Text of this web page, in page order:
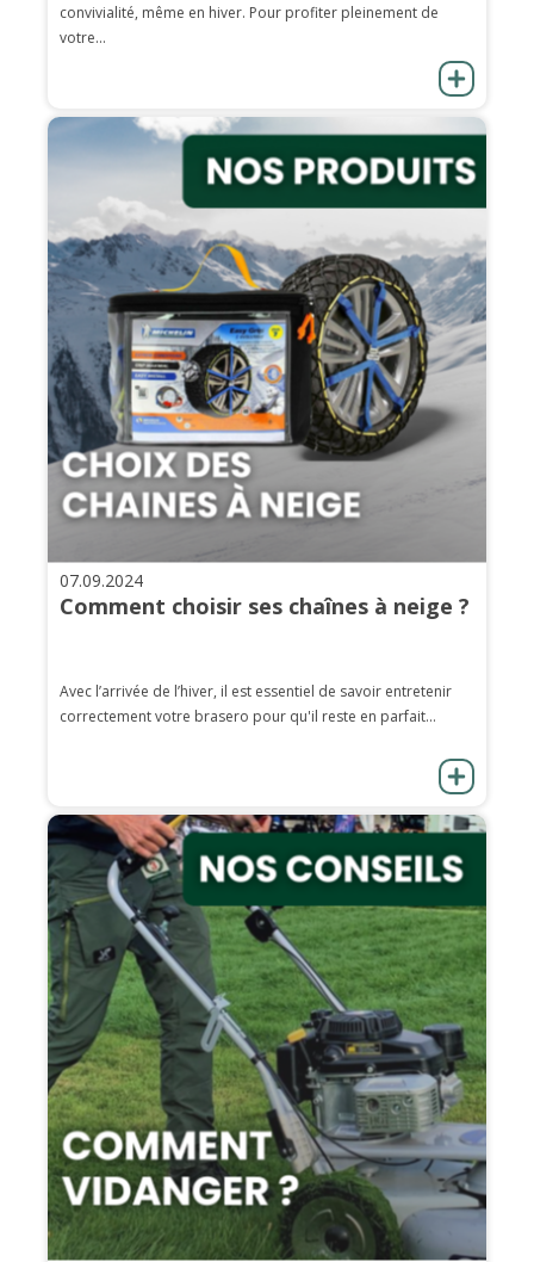
convivialité, même en hiver. Pour profiter pleinement de
votre...
07.09.2024
Comment choisir ses chaînes à neige ?
Avec l’arrivée de l’hiver, il est essentiel de savoir entretenir
correctement votre brasero pour qu'il reste en parfait...